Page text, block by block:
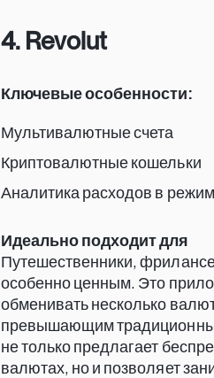
4. Revolut
Ключевые особенности:
Мультивалютные счета
Криптовалютные кошельки
Аналитика расходов в
Идеально подходит для
Путешественники,
особенно ценным. Это
обменивать несколько
превышающим
не только предлагает
валютах, но и позволяет